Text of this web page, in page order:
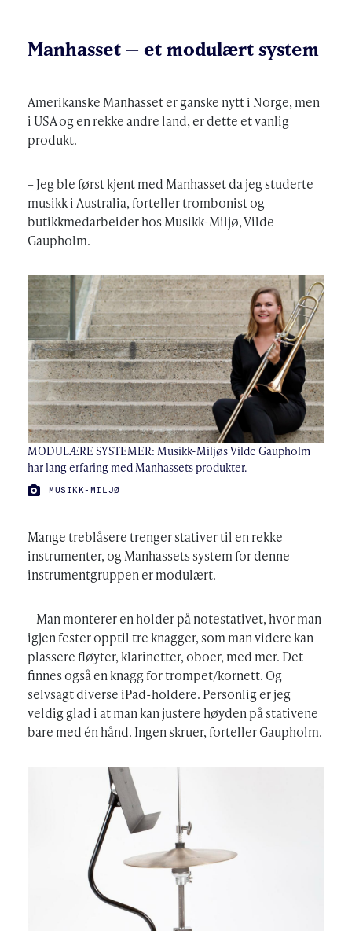
Manhasset – et modulært system
Amerikanske Manhasset er ganske nytt i Norge, men
i USA og en rekke andre land, er dette et vanlig
produkt.
– Jeg ble først kjent med Manhasset da jeg studerte
musikk i Australia, forteller trombonist og
butikkmedarbeider hos Musikk-Miljø, Vilde
Gaupholm.
MODULÆRE SYSTEMER: Musikk-Miljøs Vilde Gaupholm
har lang erfaring med Manhassets produkter.
FOTO:
MUSIKK-MILJØ
Mange treblåsere trenger stativer til en rekke
instrumenter, og Manhassets system for denne
instrumentgruppen er modulært.
– Man monterer en holder på notestativet, hvor man
igjen fester opptil tre knagger, som man videre kan
plassere fløyter, klarinetter, oboer, med mer. Det
finnes også en knagg for trompet/kornett. Og
selvsagt diverse iPad-holdere. Personlig er jeg
veldig glad i at man kan justere høyden på stativene
bare med én hånd. Ingen skruer, forteller Gaupholm.